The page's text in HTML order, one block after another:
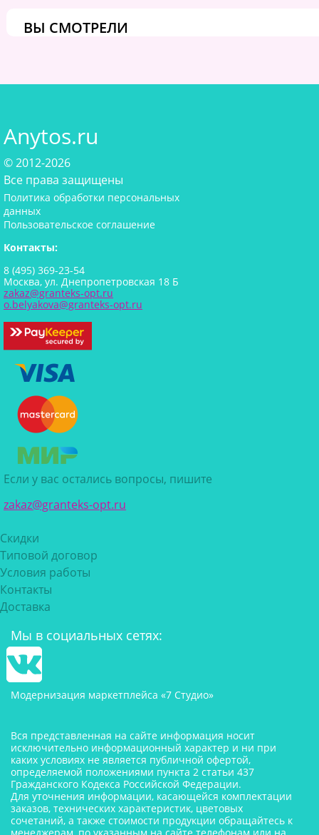
ВЫ СМОТРЕЛИ
Anytos.ru
© 2012-2026
Все права защищены
Политика обработки персональных
данных
Пользовательское соглашение
Контакты:
8 (495) 369-23-54
Москва, ул. Днепропетровская 18 Б
zakaz@granteks-opt.ru
o.belyakova@granteks-opt.ru
Если у вас остались вопросы, пишите
zakaz@granteks-opt.ru
Скидки
Типовой договор
Условия работы
Контакты
Доставка
Мы в социальных сетях:
Модернизация маркетплейса «7 Студио»
Вся представленная на сайте информация носит
исключительно информационный характер и ни при
каких условиях не является публичной офертой,
определяемой положениями пункта 2 статьи 437
Гражданского Кодекса Российской Федерации.
Для уточнения информации, касающейся комплектации
заказов, технических характеристик, цветовых
сочетаний, а также стоимости продукции обращайтесь к